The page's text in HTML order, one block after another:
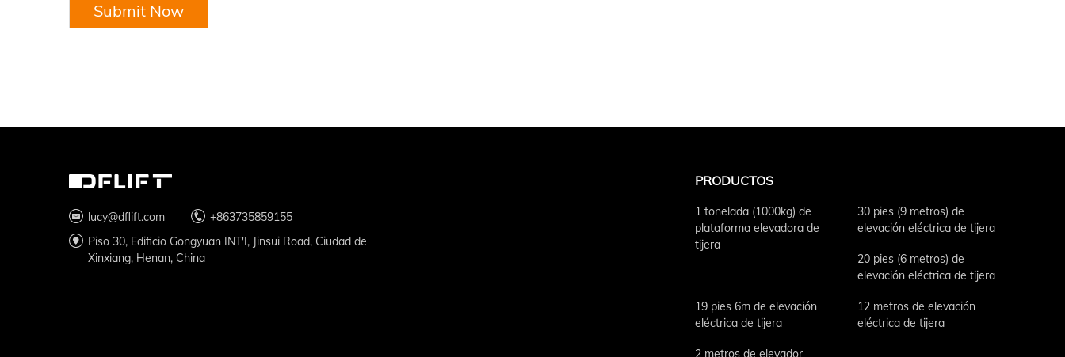
Submit Now
lucy@dflift.com
+863735859155
Piso 30, Edificio Gongyuan INT'I, Jinsui Road, Ciudad de
Xinxiang, Henan, China
PRODUCTOS
1 tonelada (1000kg) de
plataforma elevadora de
tijera
30 pies (9 metros) de
elevación eléctrica de tijera
20 pies (6 metros) de
elevación eléctrica de tijera
19 pies 6m de elevación
eléctrica de tijera
12 metros de elevación
eléctrica de tijera
2 metros de elevador